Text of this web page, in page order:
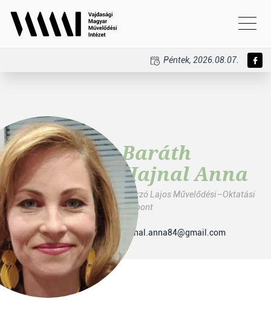
Péntek, 2026.08.07.
Baráth
Hajnal Anna
Thurzó Lajos Művelődési–Oktatási
Központ
hajnal.anna84@gmail.com